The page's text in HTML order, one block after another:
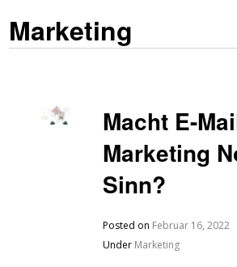
Marketing
Macht E-
Marketing
Sinn?
Posted on Februar 16, 2022
Under Marketing